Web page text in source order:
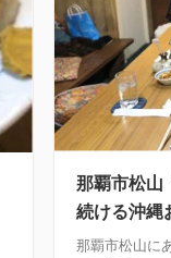
那覇市松山
続ける沖縄
那覇市松山に